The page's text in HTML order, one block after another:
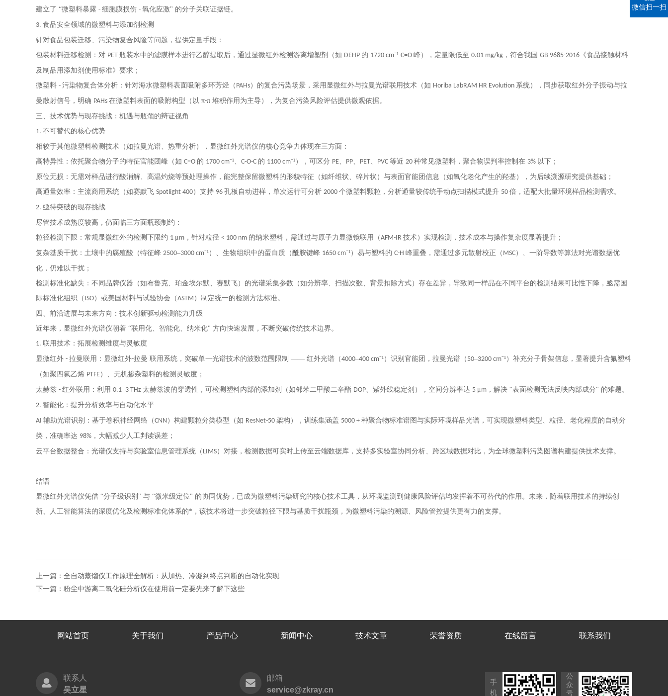
建立了 “微塑料暴露 - 细胞膜损伤 - 氧化应激" 的分子关联证据链。
3. 食品安全领域的微塑料与添加剂检测
针对食品包装迁移、污染物复合风险等问题，提供定量手段：
包装材料迁移检测：对 PET 瓶装水中的滤膜样本进行乙醇提取后，通过显微红外检测游离增塑剂（如 DEHP 的 1720 cm⁻¹ C=O 峰），定量限低至 0.01 mg/kg ，符合我国 GB 9685-2016 《食品接触材料
及制品用添加剂使用标准》要求；
微塑料 - 污染物复合体分析：针对海水微塑料表面吸附多环芳烃（ PAHs）的复合污染场景，采用显微红外与拉曼光谱联用技术（如 Horiba LabRAM HR Evolution 系统），同步获取红外分子振动与拉
曼散射信号，明确 PAHs 在微塑料表面的吸附构型（以 π-π 堆积作用为主导），为复合污染风险评估提供微观依据。
三、技术优势与现存挑战：机遇与瓶颈的辩证视角
1. 不可替代的核心优势
相较于其他微塑料检测技术（如拉曼光谱、热重分析），显微红外光谱仪的核心竞争力体现在三方面：
高特异性：依托聚合物分子的特征官能团峰（如 C=O 的 1700 cm⁻¹、 C-O-C 的 1100 cm⁻¹），可区分 PE、 PP、 PET、 PVC 等近 20 种常见微塑料，聚合物误判率控制在 3% 以下；
原位无损：无需对样品进行酸消解、高温灼烧等预处理操作，能完整保留微塑料的形貌特征（如纤维状、碎片状）与表面官能团信息（如氧化老化产生的羟基），为后续溯源研究提供基础；
高通量效率：主流商用系统（如赛默飞 Spotlight 400）支持 96 孔板自动进样，单次运行可分析 2000 个微塑料颗粒，分析通量较传统手动点扫描模式提升 50 倍，适配大批量环境样品检测需求。
2. 亟待突破的现存挑战
尽管技术成熟度较高，仍面临三方面瓶颈制约：
粒径检测下限：常规显微红外的检测下限约 1 μm ，针对粒径 < 100 nm 的纳米塑料，需通过与原子力显微镜联用（AFM-IR 技术）实现检测，技术成本与操作复杂度显著提升；
复杂基质干扰：土壤中的腐殖酸（特征峰 2500–3000 cm⁻¹）、生物组织中的蛋白质（酰胺键峰 1650 cm⁻¹）易与塑料的 C-H 峰重叠，需通过多元散射校正（ MSC）、一阶导数等算法对光谱数据优
化，仍难以干扰；
检测标准化缺失：不同品牌仪器（如布鲁克、珀金埃尔默、赛默飞）的光谱采集参数（如分辨率、扫描次数、背景扣除方式）存在差异，导致同一样品在不同平台的检测结果可比性下降，亟需国
际标准化组织（ ISO）或美国材料与试验协会（ASTM ）制定统一的检测方法标准。
四、前沿进展与未来方向：技术创新驱动检测能力升级
近年来，显微红外光谱仪朝着 “联用化、智能化、纳米化" 方向快速发展，不断突破传统技术边界。
1. 联用技术：拓展检测维度与灵敏度
显微红外 - 拉曼联用：显微红外-拉曼 联用系统，突破单一光谱技术的波数范围限制 —— 红外光谱（4000–400 cm⁻¹）识别官能团，拉曼光谱（ 50–3200 cm⁻¹）补充分子骨架信息，显著提升含氟塑料
（如聚四氟乙烯 PTFE）、无机掺杂塑料的检测灵敏度；
太赫兹 - 红外联用：利用 0.1–3 THz 太赫兹波的穿透性，可检测塑料内部的添加剂（如邻苯二甲酸二辛酯 DOP、紫外线稳定剂），空间分辨率达 5 μm ，解决 “表面检测无法反映内部成分" 的难题。
2. 智能化：提升分析效率与自动化水平
AI 辅助光谱识别：基于卷积神经网络（CNN ）构建颗粒分类模型（如 ResNet-50 架构），训练集涵盖 5000 + 种聚合物标准谱图与实际环境样品光谱，可实现微塑料类型、粒径、老化程度的自动分
类，准确率达 98% ，大幅减少人工判读误差；
云平台数据整合：光谱仪支持与实验室信息管理系统（ LIMS）对接，检测数据可实时上传至云端数据库，支持多实验室协同分析、跨区域数据对比，为全球微塑料污染图谱构建提供技术支撑。
结语
显微红外光谱仪凭借 “分子级识别" 与 “微米级定位" 的协同优势，已成为微塑料污染研究的核心技术工具，从环境监测到健康风险评估均发挥着不可替代的作用。未来，随着联用技术的持续创
新、人工智能算法的深度优化及检测标准化体系的*，该技术将进一步突破粒径下限与基质干扰瓶颈，为微塑料污染的溯源、风险管控提供更有力的支撑。
上一篇： 全自动蒸馏仪工作原理全解析：从加热、冷凝到终点判断的自动化实现
下一篇： 粉尘中游离二氧化硅分析仪在使用前一定要先来了解下这些
网站首页 关于我们 产品中心 新闻中心 技术文章 荣誉资质 在线留言 联系我们
联系人
吴立星
邮箱
service@zkray.cn
手
机
公
众
号
微信扫一扫